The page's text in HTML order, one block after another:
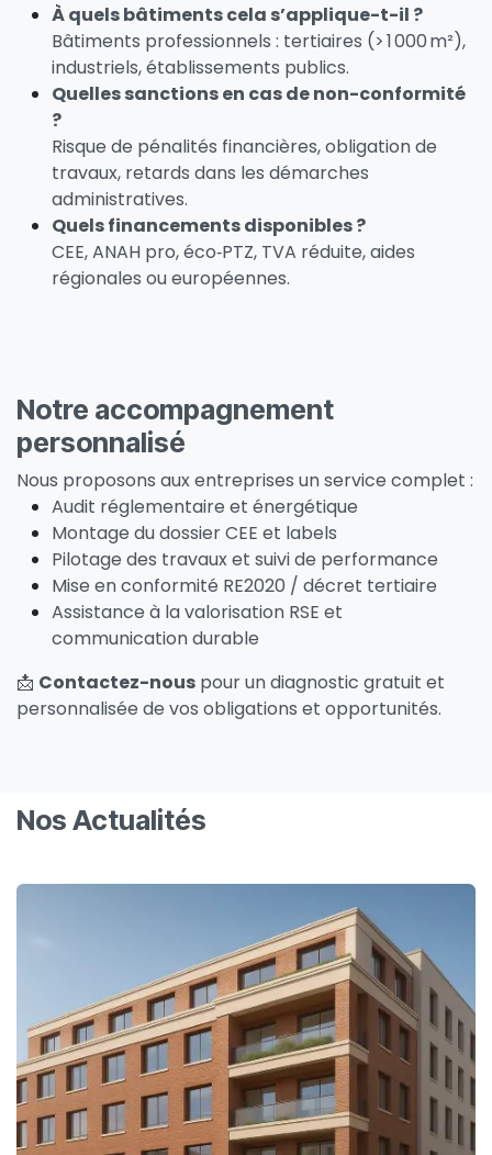
À quels bâtiments cela s’applique-t-il ?
Bâtiments professionnels : tertiaires (> 1 000 m²),
industriels, établissements publics.
Quelles sanctions en cas de non-conformité
?
Risque de pénalités financières, obligation de
travaux, retards dans les démarches
administratives.
Quels financements disponibles ?
CEE, ANAH pro, éco‑PTZ, TVA réduite, aides
régionales ou européennes.
Notre accompagnement
personnalisé
Nous proposons aux entreprises un service complet :
Audit réglementaire et énergétique
Montage du dossier CEE et labels
Pilotage des travaux et suivi de performance
Mise en conformité RE2020 / décret tertiaire
Assistance à la valorisation RSE et
communication durable
📩 Contactez-nous pour un diagnostic gratuit et
personnalisée de vos obligations et opportunités.
Nos Actualités